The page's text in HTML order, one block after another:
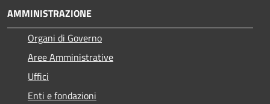
AMMINISTRAZIONE
Organi di Governo
Aree Amministrative
Uffici
Enti e fondazioni